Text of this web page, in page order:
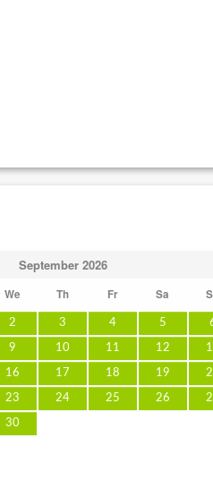
September 2026
We Th Fr Sa
2 3 4 5
9 10 11 12
16 17 18 19
23 24 25 26
30